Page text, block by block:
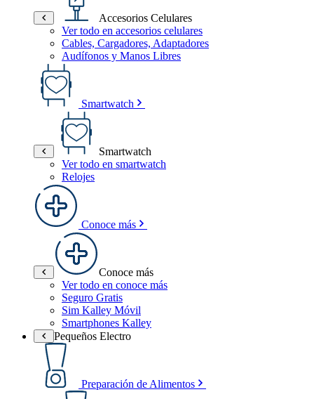
Accesorios Celulares
Ver todo en accesorios celulares
Cables, Cargadores, Adaptadores
Audífonos y Manos Libres
Smartwatch
Smartwatch
Ver todo en smartwatch
Relojes
Conoce más
Conoce más
Ver todo en conoce más
Seguro Gratis
Sim Kalley Móvil
Smartphones Kalley
Pequeños Electro
Preparación de Alimentos